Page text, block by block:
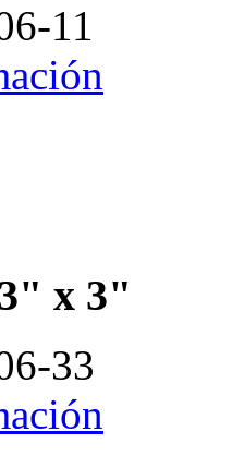
11
x 3"
33